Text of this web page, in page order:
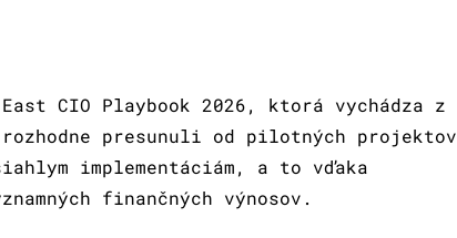
CIO Playbook 2026, ktorá vychádza z
presunuli od pilotných projektov
implementáciám, a to vďaka
finančných výnosov.